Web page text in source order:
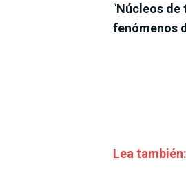
“Núcleos de
fenómenos
Lea